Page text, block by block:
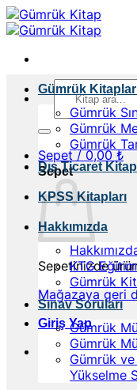
İçeriğe
atla
Ara:
Sepet /0,00₺
Sepet
Sepetinizde
Mağazaya geri
Giriş Yap
Gümrük
Gümrük
Gümrük
Gümrük
Dış Ticaret
KPSS Kitapları
Hakkımızda
KTG Eğitim
Gümrük
Sınav Soruları
Gümrük
Gümrük
Gümrük
Yükselme